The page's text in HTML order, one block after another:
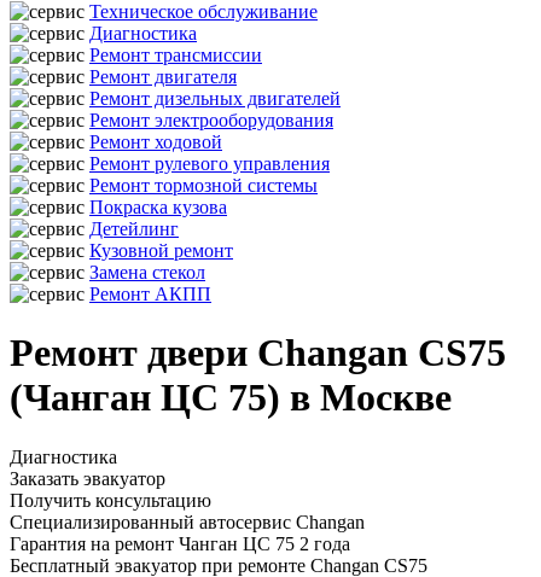
Техническое обслуживание
Диагностика
Ремонт трансмиссии
Ремонт двигателя
Ремонт дизельных двигателей
Ремонт электрооборудования
Ремонт ходовой
Ремонт рулевого управления
Ремонт тормозной системы
Покраска кузова
Детейлинг
Кузовной ремонт
Замена стекол
Ремонт АКПП
Ремонт двери Changan CS75
(Чанган ЦС 75) в Москве
Диагностика
Заказать эвакуатор
Получить консультацию
Специализированный автосервис Changan
Гарантия на ремонт Чанган ЦС 75 2 года
Бесплатный эвакуатор при ремонте Changan CS75